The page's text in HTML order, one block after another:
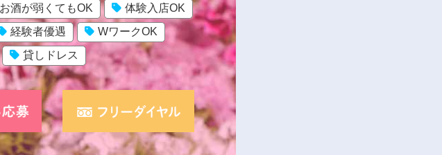
お酒が弱くてもOK
体験入店OK
経験者優遇
WワークOK
貸しドレス